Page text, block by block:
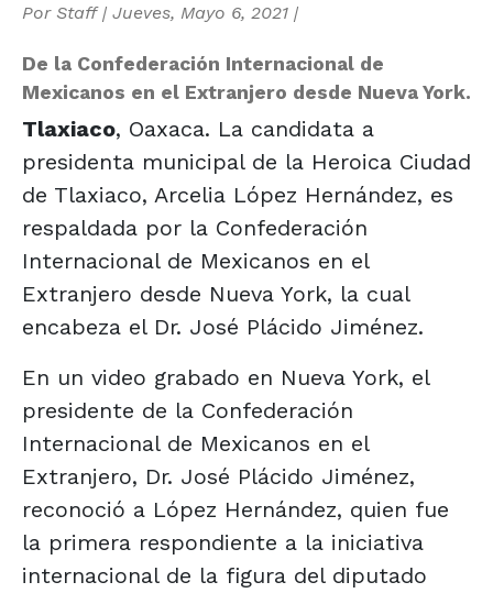
Por Staff| Jueves, Mayo 6, 2021 |
De la Confederación Internacional de
Mexicanos en el Extranjero desde Nueva York.
Tlaxiaco, Oaxaca. La candidata a
presidenta municipal de la Heroica Ciudad
de Tlaxiaco, Arcelia López Hernández, es
respaldada por la Confederación
Internacional de Mexicanos en el
Extranjero desde Nueva York, la cual
encabeza el Dr. José Plácido Jiménez.
En un video grabado en Nueva York, el
presidente de la Confederación
Internacional de Mexicanos en el
Extranjero, Dr. José Plácido Jiménez,
reconoció a López Hernández, quien fue
la primera respondiente a la iniciativa
internacional de la figura del diputado